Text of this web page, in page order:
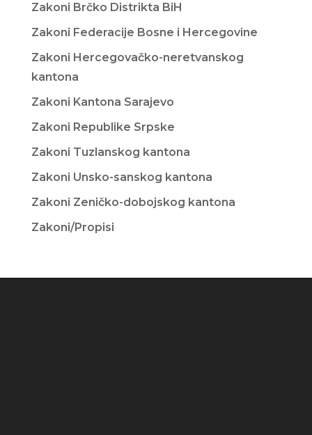
Zakoni Brčko Distrikta BiH
Zakoni Federacije Bosne i Hercegovine
Zakoni Hercegovačko-neretvanskog
kantona
Zakoni Kantona Sarajevo
Zakoni Republike Srpske
Zakoni Tuzlanskog kantona
Zakoni Unsko-sanskog kantona
Zakoni Zeničko-dobojskog kantona
Zakoni/Propisi